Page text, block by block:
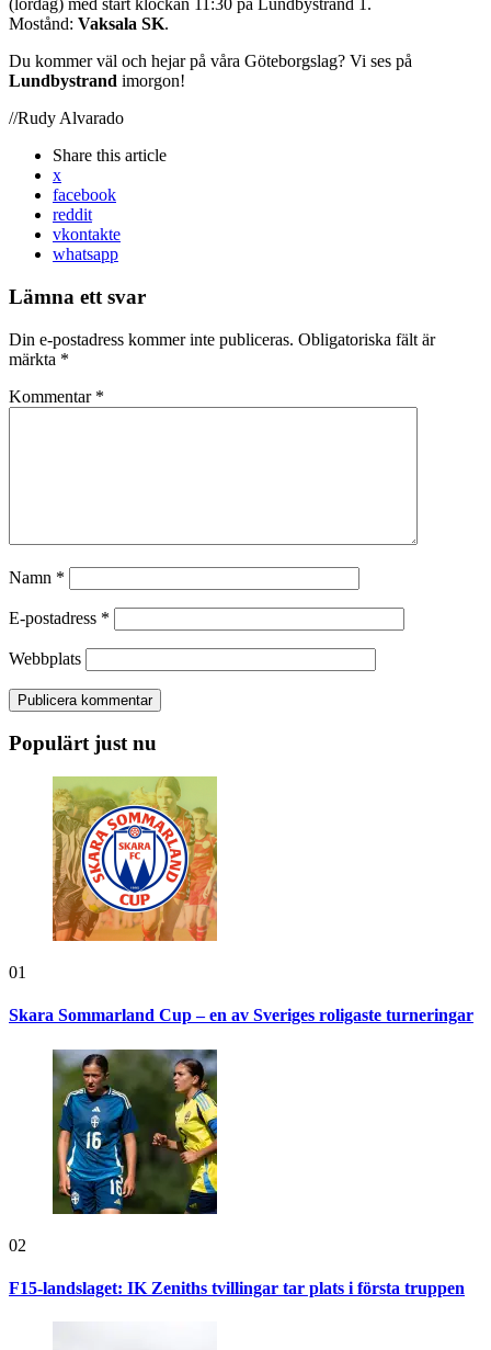
(lördag) med start klockan 11:30 på Lundbystrand 1.
Mostånd: Vaksala SK.
Du kommer väl och hejar på våra Göteborgslag? Vi ses på
Lundbystrand imorgon!
//Rudy Alvarado
Share this article
x
facebook
reddit
vkontakte
whatsapp
Lämna ett svar
Din e-postadress kommer inte publiceras. Obligatoriska fält är
märkta *
Kommentar *
Namn *
E-postadress *
Webbplats
Populärt just nu
01
Skara Sommarland Cup – en av Sveriges roligaste turneringar
02
F15-landslaget: IK Zeniths tvillingar tar plats i första truppen